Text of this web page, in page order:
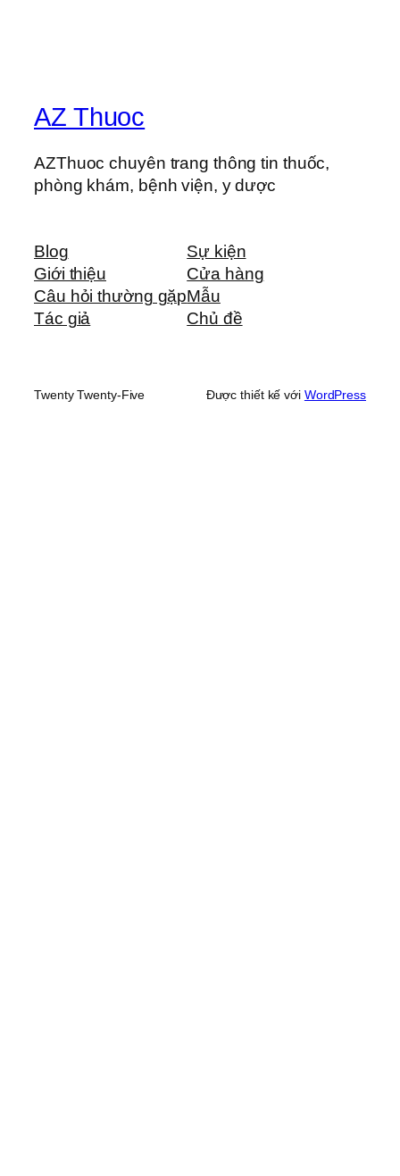
AZ Thuoc
AZThuoc chuyên trang thông tin thuốc,
phòng khám, bệnh viện, y dược
Blog
Giới thiệu
Câu hỏi thường gặp
Tác giả
Sự kiện
Cửa hàng
Mẫu
Chủ đề
Twenty Twenty-Five Được thiết kế với WordPress